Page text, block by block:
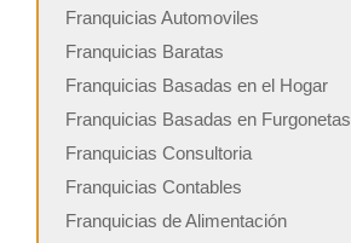
Franquicias Automoviles
Franquicias Baratas
Franquicias Basadas en el Hogar
Franquicias Basadas en Furgonetas
Franquicias Consultoria
Franquicias Contables
Franquicias de Alimentación